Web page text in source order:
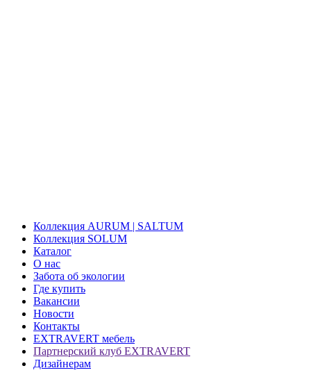
Коллекция AURUM | SALTUM
Коллекция SOLUM
Каталог
О нас
Забота об экологии
Где купить
Вакансии
Новости
Контакты
EXTRAVERT мебель
Партнерский клуб EXTRAVERT
Дизайнерам